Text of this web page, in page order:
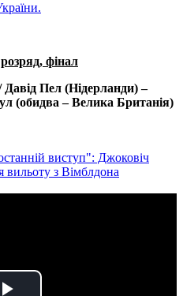
фінал
Давід Пел (Нідерланди) –
(обидва – Велика Британія)
виступ": Джоковіч
вильоту з Вімблдона